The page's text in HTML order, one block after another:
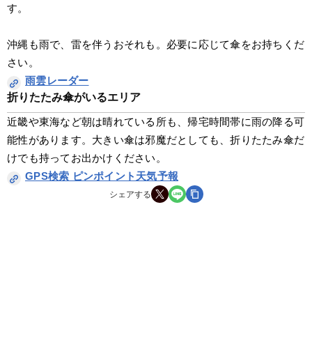
す。
沖縄も雨で、雷を伴うおそれも。必要に応じて傘をお持ちくだ
さい。
雨雲レーダー
折りたたみ傘がいるエリア
近畿や東海など朝は晴れている所も、帰宅時間帯に雨の降る可
能性があります。大きい傘は邪魔だとしても、折りたたみ傘だ
けでも持ってお出かけください。
GPS検索 ピンポイント天気予報
シェアする